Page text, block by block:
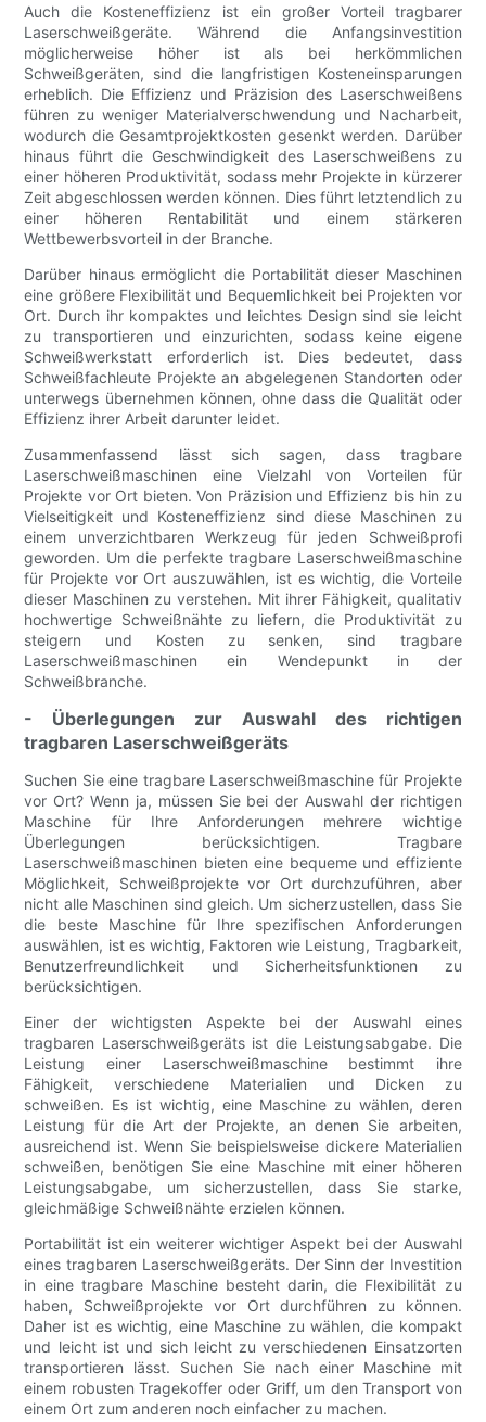
Auch die Kosteneffizienz ist ein großer Vorteil tragbarer
Laserschweißgeräte. Während die Anfangsinvestition
möglicherweise höher ist als bei herkömmlichen
Schweißgeräten, sind die langfristigen Kosteneinsparungen
erheblich. Die Effizienz und Präzision des Laserschweißens
führen zu weniger Materialverschwendung und Nacharbeit,
wodurch die Gesamtprojektkosten gesenkt werden. Darüber
hinaus führt die Geschwindigkeit des Laserschweißens zu
einer höheren Produktivität, sodass mehr Projekte in kürzerer
Zeit abgeschlossen werden können. Dies führt letztendlich zu
einer höheren Rentabilität und einem stärkeren
Wettbewerbsvorteil in der Branche.
Darüber hinaus ermöglicht die Portabilität dieser Maschinen
eine größere Flexibilität und Bequemlichkeit bei Projekten vor
Ort. Durch ihr kompaktes und leichtes Design sind sie leicht
zu transportieren und einzurichten, sodass keine eigene
Schweißwerkstatt erforderlich ist. Dies bedeutet, dass
Schweißfachleute Projekte an abgelegenen Standorten oder
unterwegs übernehmen können, ohne dass die Qualität oder
Effizienz ihrer Arbeit darunter leidet.
Zusammenfassend lässt sich sagen, dass tragbare
Laserschweißmaschinen eine Vielzahl von Vorteilen für
Projekte vor Ort bieten. Von Präzision und Effizienz bis hin zu
Vielseitigkeit und Kosteneffizienz sind diese Maschinen zu
einem unverzichtbaren Werkzeug für jeden Schweißprofi
geworden. Um die perfekte tragbare Laserschweißmaschine
für Projekte vor Ort auszuwählen, ist es wichtig, die Vorteile
dieser Maschinen zu verstehen. Mit ihrer Fähigkeit, qualitativ
hochwertige Schweißnähte zu liefern, die Produktivität zu
steigern und Kosten zu senken, sind tragbare
Laserschweißmaschinen ein Wendepunkt in der
Schweißbranche.
- Überlegungen zur Auswahl des richtigen
tragbaren Laserschweißgeräts
Suchen Sie eine tragbare Laserschweißmaschine für Projekte
vor Ort? Wenn ja, müssen Sie bei der Auswahl der richtigen
Maschine für Ihre Anforderungen mehrere wichtige
Überlegungen berücksichtigen. Tragbare
Laserschweißmaschinen bieten eine bequeme und effiziente
Möglichkeit, Schweißprojekte vor Ort durchzuführen, aber
nicht alle Maschinen sind gleich. Um sicherzustellen, dass Sie
die beste Maschine für Ihre spezifischen Anforderungen
auswählen, ist es wichtig, Faktoren wie Leistung, Tragbarkeit,
Benutzerfreundlichkeit und Sicherheitsfunktionen zu
berücksichtigen.
Einer der wichtigsten Aspekte bei der Auswahl eines
tragbaren Laserschweißgeräts ist die Leistungsabgabe. Die
Leistung einer Laserschweißmaschine bestimmt ihre
Fähigkeit, verschiedene Materialien und Dicken zu
schweißen. Es ist wichtig, eine Maschine zu wählen, deren
Leistung für die Art der Projekte, an denen Sie arbeiten,
ausreichend ist. Wenn Sie beispielsweise dickere Materialien
schweißen, benötigen Sie eine Maschine mit einer höheren
Leistungsabgabe, um sicherzustellen, dass Sie starke,
gleichmäßige Schweißnähte erzielen können.
Portabilität ist ein weiterer wichtiger Aspekt bei der Auswahl
eines tragbaren Laserschweißgeräts. Der Sinn der Investition
in eine tragbare Maschine besteht darin, die Flexibilität zu
haben, Schweißprojekte vor Ort durchführen zu können.
Daher ist es wichtig, eine Maschine zu wählen, die kompakt
und leicht ist und sich leicht zu verschiedenen Einsatzorten
transportieren lässt. Suchen Sie nach einer Maschine mit
einem robusten Tragekoffer oder Griff, um den Transport von
einem Ort zum anderen noch einfacher zu machen.